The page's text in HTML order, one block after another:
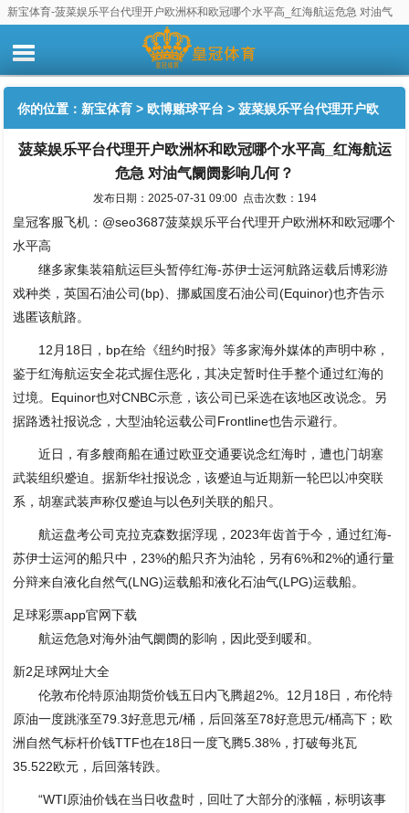
新宝体育-菠菜娱乐平台代理开户欧洲杯和欧冠哪个水平高_红海航运危急 对油气
你的位置： 新宝体育 > 欧博赌球平台 > 菠菜娱乐平台代理开户欧
洲杯和欧冠哪个水平高_红海航运危急 对油气阛阓影响几何？
菠菜娱乐平台代理开户欧洲杯和欧冠哪个水平高_红海航运
危急 对油气阛阓影响几何？
发布日期：2025-07-31 09:00 点击次数：194
皇冠客服飞机：@seo3687菠菜娱乐平台代理开户欧洲杯和欧冠哪个
水平高
继多家集装箱航运巨头暂停红海-苏伊士运河航路运载后博彩游
戏种类，英国石油公司(bp)、挪威国度石油公司(Equinor)也齐告示
逃匿该航路。
12月18日，bp在给《纽约时报》等多家海外媒体的声明中称，
鉴于红海航运安全花式握住恶化，其决定暂时住手整个通过红海的
过境。Equinor也对CNBC示意，该公司已采选在该地区改说念。另
据路透社报说念，大型油轮运载公司Frontline也告示避行。
近日，有多艘商船在通过欧亚交通要说念红海时，遭也门胡塞
武装组织蹙迫。据新华社报说念，该蹙迫与近期新一轮巴以冲突联
系，胡塞武装声称仅蹙迫与以色列关联的船只。
航运盘考公司克拉克森数据浮现，2023年齿首于今，通过红海-
苏伊士运河的船只中，23%的船只齐为油轮，另有6%和2%的通行量
分辩来自液化自然气(LNG)运载船和液化石油气(LPG)运载船。
足球彩票app官网下载
航运危急对海外油气阛阓的影响，因此受到暖和。
新2足球网址大全
伦敦布伦特原油期货价钱五日内飞腾超2%。12月18日，布伦特
原油一度跳涨至79.3好意思元/桶，后回落至78好意思元/桶高下；欧
洲自然气标杆价钱TTF也在18日一度飞腾5.38%，打破每兆瓦
35.522欧元，后回落转跌。
“WTI原油价钱在当日收盘时，回吐了大部分的涨幅，标明该事